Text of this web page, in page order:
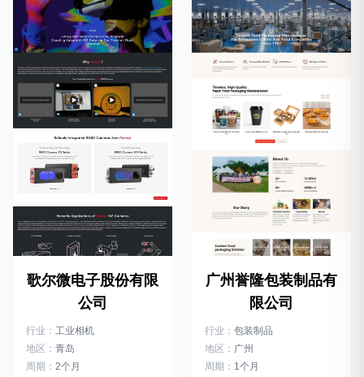
歌尔微电子股份有限
公司
行业： 工业相机
地区： 青岛
周期： 2个月
广州誉隆包装制品有
限公司
行业： 包装制品
地区： 广州
周期： 1个月